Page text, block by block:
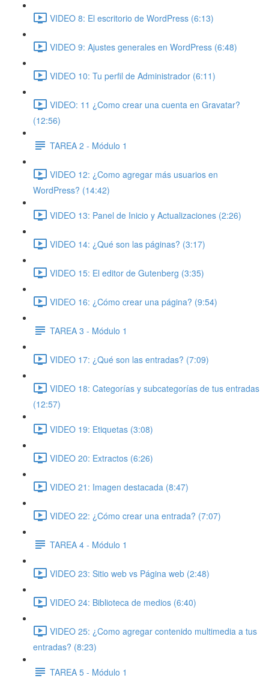
VIDEO 8: El escritorio de WordPress (6:13)
VIDEO 9: Ajustes generales en WordPress (6:48)
VIDEO 10: Tu perfil de Administrador (6:11)
VIDEO: 11 ¿Como crear una cuenta en Gravatar?
(12:56)
TAREA 2 - Módulo 1
VIDEO 12: ¿Como agregar más usuarios en
WordPress? (14:42)
VIDEO 13: Panel de Inicio y Actualizaciones (2:26)
VIDEO 14: ¿Qué son las páginas? (3:17)
VIDEO 15: El editor de Gutenberg (3:35)
VIDEO 16: ¿Cómo crear una página? (9:54)
TAREA 3 - Módulo 1
VIDEO 17: ¿Qué son las entradas? (7:09)
VIDEO 18: Categorías y subcategorías de tus entradas
(12:57)
VIDEO 19: Etiquetas (3:08)
VIDEO 20: Extractos (6:26)
VIDEO 21: Imagen destacada (8:47)
VIDEO 22: ¿Cómo crear una entrada? (7:07)
TAREA 4 - Módulo 1
VIDEO 23: Sitio web vs Página web (2:48)
VIDEO 24: Biblioteca de medios (6:40)
VIDEO 25: ¿Como agregar contenido multimedia a tus
entradas? (8:23)
TAREA 5 - Módulo 1